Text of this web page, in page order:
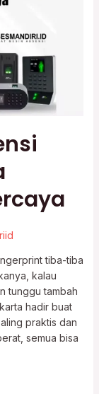
tiba-tiba
kalau
tunggu tambah
hadir buat
praktis dan
semua bisa